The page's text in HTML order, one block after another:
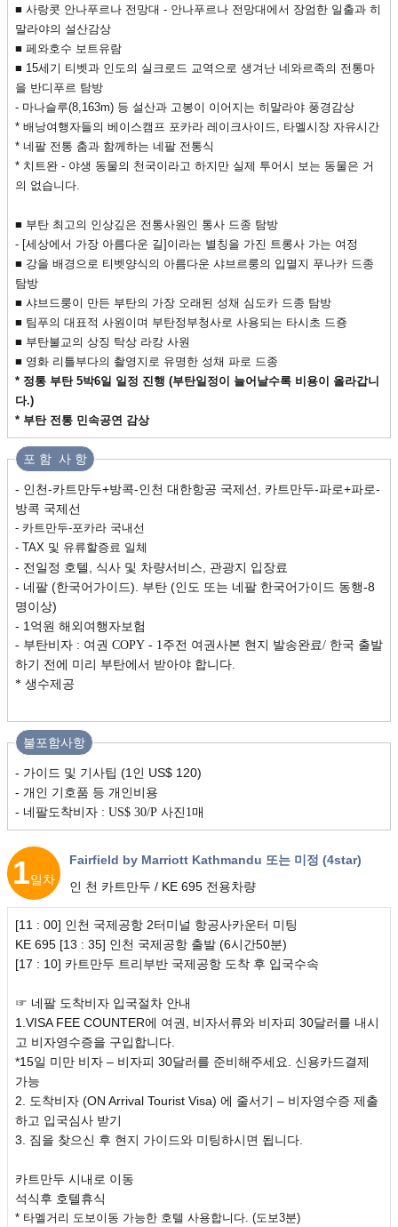
■ 사랑콧 안나푸르나 전망대 - 안나푸르나 전망대에서 장엄한 일출과 히
말라야의 설산감상
■ 페와호수 보트유람
■ 15세기 티벳과 인도의 실크로드 교역으로 생겨난 네와르족의 전통마
을 반디푸르 탐방
- 마나슬루(8,163m) 등 설산과 고봉이 이어지는 히말라야 풍경감상
* 배낭여행자들의 베이스캠프 포카라 레이크사이드, 타멜시장 자유시간
* 네팔 전통 춤과 함께하는 네팔 전통식
* 치트완 - 야생 동물의 천국이 라고 하지만 실제 투어시 보는 동물은 거
의 없습니다.
■ 부탄 최고의 인상깊은 전통사원인 통사 드종 탐방
- [세상에서 가장 아름다운 길]이라는 별칭을 가진 트롱사 가는 여정
■ 강을 배경으로 티벳양식의 아름다운 샤브르룽의 입멸지 푸나카 드종
탐방
■ 샤브드룽이 만든 부탄의 가장 오래된 성채 심도카 드종 탐방
■ 팀푸의 대표적 사원이며 부탄정부청사로 사용되는 타시초 드죵
■ 부탄불교의 상징 탁상 라캉 사원
■ 영화 리틀부다의 촬영지로 유명한 성채 파로 드종
* 정통 부탄 5박6일 일정 진행 (부탄일정이 늘어날수록 비용이 올라갑니
다.)
* 부탄 전통 민속공연 감상
포 함 사 항
- 인천-카트만두+방콕-인천 대한항공 국제선, 카트만두-파로+파로-
방콕 국제선
- 카트만두-포카라 국내선
- TAX 및 유류할증료 일체
- 전일정 호텔, 식사 및 차량서비스, 관광지 입장료
- 네팔 (한국어가이드). 부탄 (인도 또는 네팔 한국어가이드 동행-8
명이상)
- 1억원 해외여행자보험
- 부탄비자 : 여권 COPY - 1주전 여권사본 현지 발송완료/ 한국 출발
하기 전에 미리 부탄에서 받아야 합니다.
* 생수제공
불포함사항
- 가이드 및 기사팁 (1인 US$ 120)
- 개인 기호품 등 개인비용
- 네팔도착비자 : US$ 30/P 사진1매
1일차
Fairfield by Marriott Kathmandu 또는 미정 (4star)
인 천 카트만두 / KE 695 전용차량
[11 : 00] 인천 국제공항 2터미널 항공사카운터 미팅
KE 695 [13 : 35] 인천 국제공항 출발 (6시간50분)
[17 : 10] 카트만두 트리부반 국제공항 도착 후 입국수속
☞ 네팔 도착비자 입국절차 안내
1.VISA FEE COUNTER에 여권, 비자서류와 비자피 30달러를 내시
고 비자영수증을 구입합니다.
*15일 미만 비자 – 비자피 30달러를 준비해주세요. 신용카드결제
가능
2. 도착비자 (ON Arrival Tourist Visa) 에 줄서기 – 비자영수증 제출
하고 입국심사 받기
3. 짐을 찾으신 후 현지 가이드와 미팅하시면 됩니다.
카트만두 시내로 이동
석식후 호텔휴식
* 타멜거리 도보이동 가능한 호텔 사용합니다. (도보3분)